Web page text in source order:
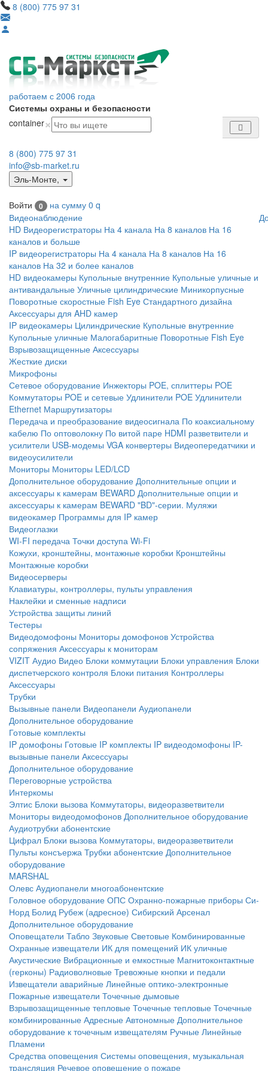
8 (800) 775 97 31
работаем с 2006 года
Системы охраны и безопасности
container×
8 (800) 775 97 31
info@sb-market.ru
Эль-Монте,
Войти 0 на сумму 0 q
Видеонаблюдение
HD Видеорегистраторы На 4 канала На 8 каналов На 16
каналов и больше
IP видеорегистраторы На 4 канала На 8 каналов На 16
каналов На 32 и более каналов
HD видеокамеры Купольные внутренние Купольные уличные и
антивандальные Уличные цилиндрические Миникорпусные
Поворотные скоростные Fish Eye Стандартного дизайна
Аксессуары для AHD камер
IP видеокамеры Цилиндрические Купольные внутренние
Купольные уличные Малогабаритные Поворотные Fish Eye
Взрывозащищенные Аксессуары
Жесткие диски
Микрофоны
Сетевое оборудование Инжекторы POE, сплиттеры POE
Коммутаторы POE и сетевые Удлинители POE Удлинители
Ethernet Маршрутизаторы
Передача и преобразование видеосигнала По коаксиальному
кабелю По оптоволокну По витой паре HDMI разветвители и
усилители USB-модемы VGA конвертеры Видеопередатчики и
видеоусилители
Мониторы Мониторы LED/LCD
Дополнительное оборудование Дополнительные опции и
аксессуары к камерам BEWARD Дополнительные опции и
аксессуары к камерам BEWARD "BD"-серии. Муляжи
видеокамер Программы для IP камер
Видеоглазки
WI-FI передача Точки доступа Wi-Fi
Кожухи, кронштейны, монтажные коробки Кронштейны
Монтажные коробки
Видеосерверы
Клавиатуры, контроллеры, пульты управления
Наклейки и сменные надписи
Устройства защиты линий
Тестеры
Видеодомофоны Мониторы домофонов Устройства
сопряжения Аксессуары к мониторам
VIZIT Аудио Видео Блоки коммутации Блоки управления Блоки
диспетчерского контроля Блоки питания Контроллеры
Аксессуары
Трубки
Вызывные панели Видеопанели Аудиопанели
Дополнительное оборудование
Готовые комплекты
IP домофоны Готовые IP комплекты IP видеодомофоны IP-
вызывные панели Аксессуары
Дополнительное оборудование
Переговорные устройства
Интеркомы
Элтис Блоки вызова Коммутаторы, видеоразветвители
Мониторы видеодомофонов Дополнительное оборудование
Аудиотрубки абонентские
Цифрал Блоки вызова Коммутаторы, видеоразветвители
Пульты консъержа Трубки абонентские Дополнительное
оборудование
MARSHAL
Олевс Аудиопанели многоабонентские
Головное оборудование ОПС Охранно-пожарные приборы Си-
Норд Болид Рубеж (адресное) Сибирский Арсенал
Дополнительное оборудование
Оповещатели Табло Звуковые Световые Комбинированные
Охранные извещатели ИК для помещений ИК уличные
Акустические Вибрационные и емкостные Магнитоконтактные
(герконы) Радиоволновые Тревожные кнопки и педали
Извещатели аварийные Линейные оптико-электронные
Пожарные извещатели Точечные дымовые
Взрывозащищенные тепловые Точечные тепловые Точечные
комбинированные Адресные Автономные Дополнительное
оборудование к точечным извещателям Ручные Линейные
Пламени
Средства оповещения Системы оповещения, музыкальная
трансляция Речевое оповещение о пожаре